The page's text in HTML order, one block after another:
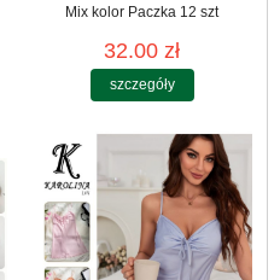
Mix kolor Paczka 12 szt
32.00 zł
szczegóły